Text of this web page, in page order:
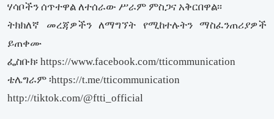
ሃሳቦችን ሰጥተዋል ለተሰራው ሥራም ምስጋና አቅርበዋል፡፡
ትክክለኛ መረጃዎችን ለማግኘት የሚከተሉትን ማስፈንጠሪያዎች
ይጠቀሙ
ፌስቡክ፡ https://www.facebook.com/tticommunication
ቴሌግራም ፡https://t.me/tticommunication
http://tiktok.com/@ftti_official